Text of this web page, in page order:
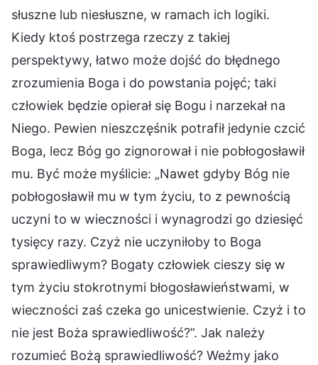
słuszne lub niesłuszne, w ramach ich logiki.
Kiedy ktoś postrzega rzeczy z takiej
perspektywy, łatwo może dojść do błędnego
zrozumienia Boga i do powstania pojęć; taki
człowiek będzie opierał się Bogu i narzekał na
Niego. Pewien nieszczęśnik potrafił jedynie czcić
Boga, lecz Bóg go zignorował i nie pobłogosławił
mu. Być może myślicie: „Nawet gdyby Bóg nie
pobłogosławił mu w tym życiu, to z pewnością
uczyni to w wieczności i wynagrodzi go dziesięć
tysięcy razy. Czyż nie uczyniłoby to Boga
sprawiedliwym? Bogaty człowiek cieszy się w
tym życiu stokrotnymi błogosławieństwami, w
wieczności zaś czeka go unicestwienie. Czyż i to
nie jest Boża sprawiedliwość?”. Jak należy
rozumieć Bożą sprawiedliwość? Weźmy jako